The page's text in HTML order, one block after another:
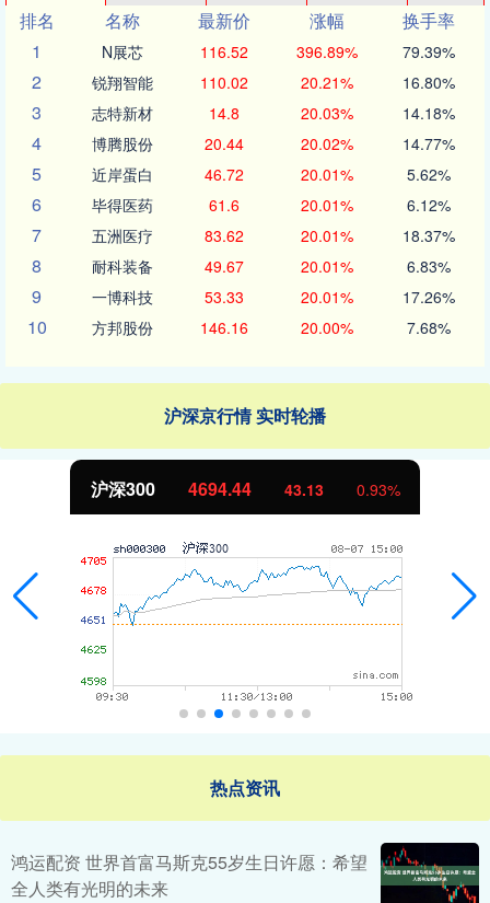
排名
名称 最新价 涨幅
换手率
1
N展芯 116.52 396.89% 79.39%
2 锐翔智能 110.02 20.21% 16.80%
3 志特新材 14.8 20.03% 14.18%
4 博腾股份 20.44 20.02% 14.77%
5 近岸蛋白 46.72 20.01% 5.62%
6 毕得医药 61.6 20.01% 6.12%
7 五洲医疗 83.62 20.01% 18.37%
8 耐科装备 49.67 20.01% 6.83%
9 一博科技 53.33 20.01% 17.26%
10 方邦股份 146.16 20.00% 7.68%
沪深京行情 实时轮播
沪深300 4694.44 43.13 0.93%
热点资讯
鸿运配资 世界首富马斯克55岁生日许愿：希望
全人类有光明的未来